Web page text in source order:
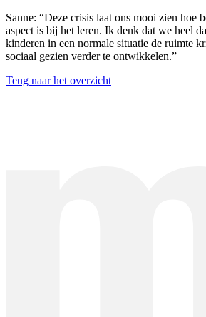
Sanne: “Deze crisis laat ons mooi zien hoe
aspect is bij het leren. Ik denk dat we heel
kinderen in een normale situatie de ruimte
sociaal gezien verder te ontwikkelen.”
Teug naar het overzicht